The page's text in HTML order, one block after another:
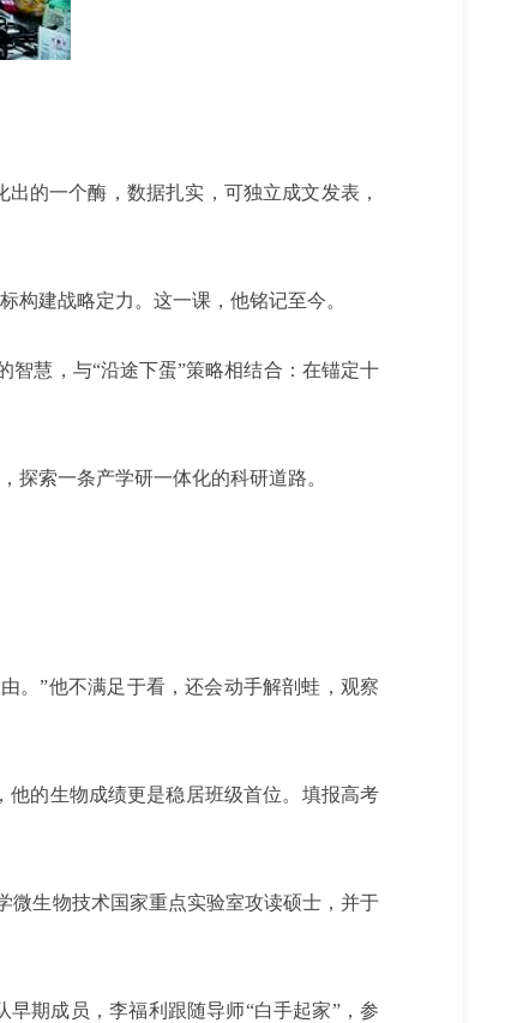
的一个酶，数据扎实，可独立成文发表，
构建战略定力。这一课，他铭记至今。
智慧，与“沿途下蛋”策略相结合：在锚定十
探索一条产学研一体化的科研道路。
。”他不满足于看，还会动手解剖蛙，观察
的生物成绩更是稳居班级首位。填报高考
微生物技术国家重点实验室攻读硕士，并于
期成员，李福利跟随导师“白手起家”，参